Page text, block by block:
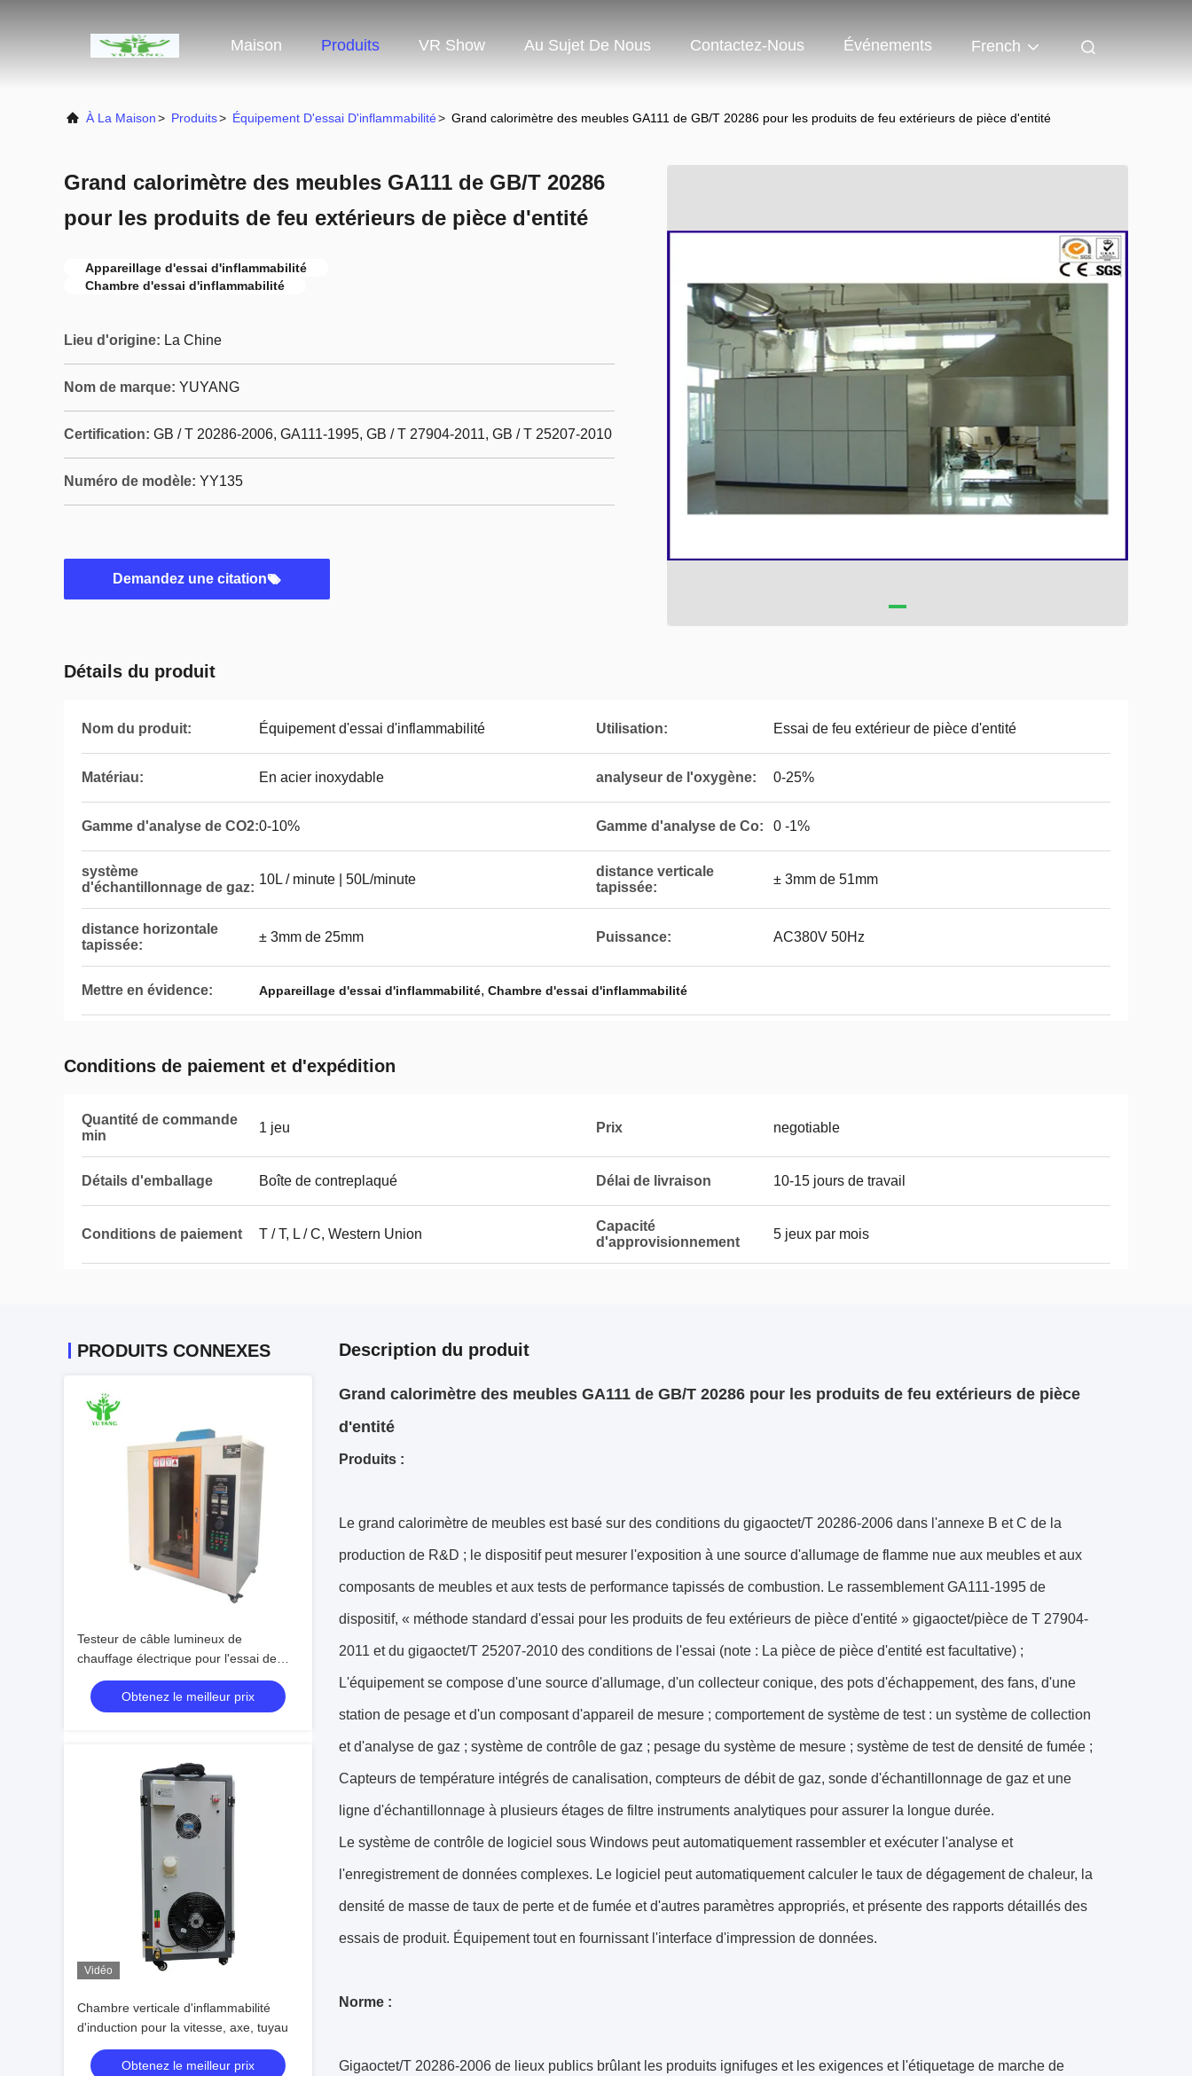
Maison Produits VR Show Au Sujet De Nous Contactez-Nous Événements French
À La Maison> Produits> Équipement D'essai D'inflammabilité> Grand calorimètre des meubles GA111 de GB/T 20286 pour les produits de feu extérieurs de pièce d'entité
Grand calorimètre des meubles GA111 de GB/T 20286
pour les produits de feu extérieurs de pièce d'entité
Appareillage d'essai d'inflammabilité
Chambre d'essai d'inflammabilité
Lieu d'origine: La Chine
Nom de marque: YUYANG
Certification: GB / T 20286-2006, GA111-1995, GB / T 27904-2011, GB / T 25207-2010
Numéro de modèle: YY135
Demandez une citation
Détails du produit
Nom du produit: Équipement d'essai d'inflammabilité Utilisation: Essai de feu extérieur de pièce d'entité
Matériau: En acier inoxydable analyseur de l'oxygène: 0-25%
Gamme d'analyse de CO2:0-10% Gamme d'analyse de Co: 0 -1%
système
d'échantillonnage de gaz:
10L / minute | 50L/minute
distance verticale
tapissée:
± 3mm de 51mm
distance horizontale
tapissée:
± 3mm de 25mm Puissance: AC380V 50Hz
Mettre en évidence: Appareillage d'essai d'inflammabilité, Chambre d'essai d'inflammabilité
Conditions de paiement et d'expédition
Quantité de commande
min
1 jeu Prix negotiable
Détails d'emballage Boîte de contreplaqué Délai de livraison 10-15 jours de travail
Conditions de paiement T / T, L / C, Western Union
Capacité
d'approvisionnement
5 jeux par mois
PRODUITS CONNEXES
Testeur de câble lumineux de
chauffage électrique pour l'essai de
l'inflammabilité des équipements
d'éclairageObtenez le meilleur prix
Vidéo
Chambre verticale d'inflammabilité
d'induction pour la vitesse, axe, tuyau
Obtenez le meilleur prix
Description du produit
Grand calorimètre des meubles GA111 de GB/T 20286 pour les produits de feu extérieurs de pièce
d'entité
Produits :
Le grand calorimètre de meubles est basé sur des conditions du gigaoctet/T 20286-2006 dans l'annexe B et C de la
production de R&D ; le dispositif peut mesurer l'exposition à une source d'allumage de flamme nue aux meubles et aux
composants de meubles et aux tests de performance tapissés de combustion. Le rassemblement GA111-1995 de
dispositif, « méthode standard d'essai pour les produits de feu extérieurs de pièce d'entité » gigaoctet/pièce de T 27904-
2011 et du gigaoctet/T 25207-2010 des conditions de l'essai (note : La pièce de pièce d'entité est facultative) ;
L'équipement se compose d'une source d'allumage, d'un collecteur conique, des pots d'échappement, des fans, d'une
station de pesage et d'un composant d'appareil de mesure ; comportement de système de test : un système de collection
et d'analyse de gaz ; système de contrôle de gaz ; pesage du système de mesure ; système de test de densité de fumée ;
Capteurs de température intégrés de canalisation, compteurs de débit de gaz, sonde d'échantillonnage de gaz et une
ligne d'échantillonnage à plusieurs étages de filtre instruments analytiques pour assurer la longue durée.
Le système de contrôle de logiciel sous Windows peut automatiquement rassembler et exécuter l'analyse et
l'enregistrement de données complexes. Le logiciel peut automatiquement calculer le taux de dégagement de chaleur, la
densité de masse de taux de perte et de fumée et d'autres paramètres appropriés, et présente des rapports détaillés des
essais de produit. Équipement tout en fournissant l'interface d'impression de données.
Norme :
Gigaoctet/T 20286-2006 de lieux publics brûlant les produits ignifuges et les exigences et l'étiquetage de marche de